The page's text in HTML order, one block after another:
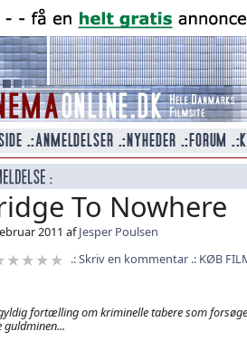
To Nowhere
2011 afJesper Poulsen
Skriv en kommentar
KØB
fortælling om kriminelle tabere som
guldminen...